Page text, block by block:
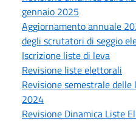
gennaio 2025
Aggiornamento annuale
degli scrutatori di seggio
Iscrizione liste di leva
Revisione liste elettorali
Revisione semestrale
2024
Revisione Dinamica Liste